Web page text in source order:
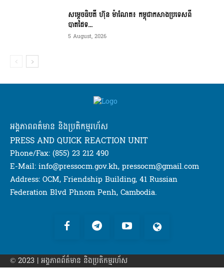
សម្ដេចធិបតី ហ៊ុន ម៉ាណែត៖ កម្ពុជាកសាងប្រទេសពី
បាតដៃទ...
5 August, 2026
អង្គភាពពត៌មាន និងប្រតិកម្មរហ័ស
PRESS AND QUICK REACTION UNIT
Phone/Fax: (855) 23 212 490
E-Mail: info@pressocm.gov.kh, pressocm@gmail.com
Address: OCM, Friendship Building, 41 Russian
Federation Blvd Phnom Penh, Cambodia.
© 2023 | អង្គភាព​ព័ត៌មាន​ និងប្រតិកម្មរហ័ស